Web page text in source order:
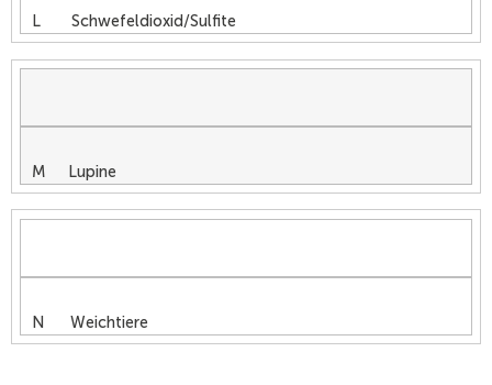
L Schwefeldioxid/Sulfite
M Lupine
N Weichtiere